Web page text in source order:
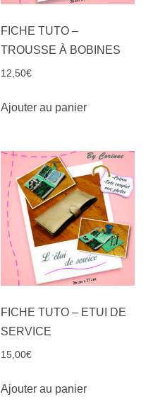
FICHE TUTO –
TROUSSE À BOBINES
12,50€
Ajouter au panier
FICHE TUTO – ETUI DE
SERVICE
15,00€
Ajouter au panier